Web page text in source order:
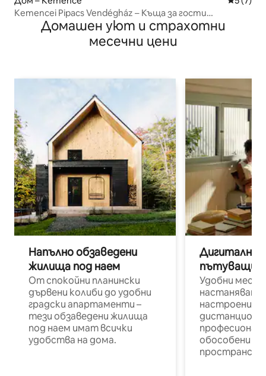
Kemencei Pipacs Vendégház – Къща за гости
„Кеменцеи Пипац“
Домашен уют и страхотни
месечни цени
Напълно обзаведени
жилища под наем
От спокойни планински
дървени колиби до удобни
градски апартаменти –
тези обзаведени жилища
под наем имат всички
удобства на дома.
Дигитални
пътуващи
Удобни
настаняване
настроени и
обособени